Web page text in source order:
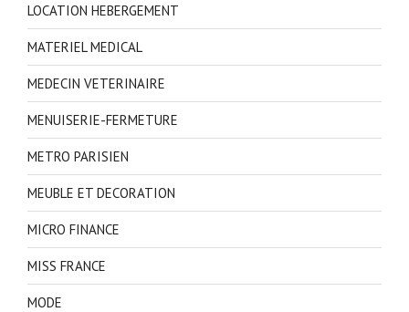
LOCATION HEBERGEMENT
MATERIEL MEDICAL
MEDECIN VETERINAIRE
MENUISERIE-FERMETURE
METRO PARISIEN
MEUBLE ET DECORATION
MICRO FINANCE
MISS FRANCE
MODE